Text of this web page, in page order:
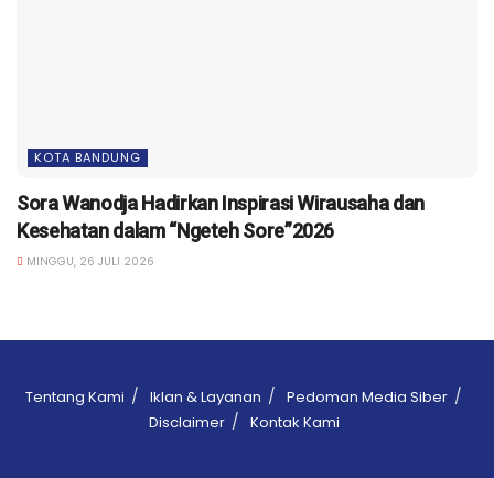
KOTA BANDUNG
Sora Wanodja Hadirkan Inspirasi Wirausaha dan
Kesehatan dalam “Ngeteh Sore”2026
MINGGU, 26 JULI 2026
Tentang Kami Iklan & Layanan
Pedoman Media Siber
Disclaimer
Kontak Kami